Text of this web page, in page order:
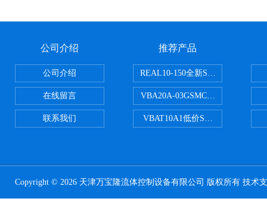
公司介绍
公司介绍
在线留言
联系我们
推荐产品
REAL10-150全新SMC正弦无杆缸
VBA20A-03GSMC增压阀VBA-
VBAT10A1低价SMC储气罐VBAT
Copyright © 2026 天津万宝隆流体控制设备有限公司 版权所有 技术